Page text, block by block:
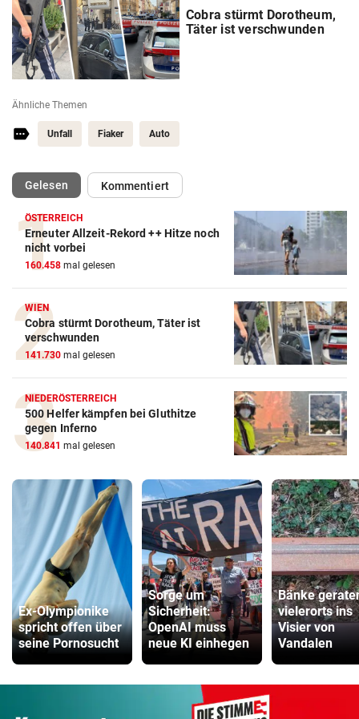
Cobra stürmt Dorotheum,
Täter ist verschwunden
Ähnliche Themen
Unfall Fiaker Auto
Gelesen(ausgewählt)Kommentiert
ÖSTERREICH
Erneuter Allzeit-Rekord ++ Hitze noch
nicht vorbei
160.458 mal gelesen
WIEN
Cobra stürmt Dorotheum, Täter ist
verschwunden
141.730 mal gelesen
NIEDERÖSTERREICH
500 Helfer kämpfen bei Gluthitze
gegen Inferno
140.841 mal gelesen
Ex-Olympionike
spricht offen über
seine Pornosucht
Sorge um
Sicherheit:
OpenAI muss
neue KI einhegen
Bänke
vielerorts ins
Visier von
Vandalen